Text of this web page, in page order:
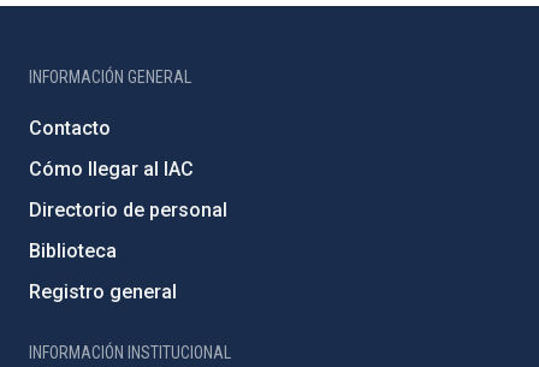
INFORMACIÓN GENERAL
Contacto
Cómo llegar al IAC
Directorio de personal
Biblioteca
Registro general
INFORMACIÓN INSTITUCIONAL